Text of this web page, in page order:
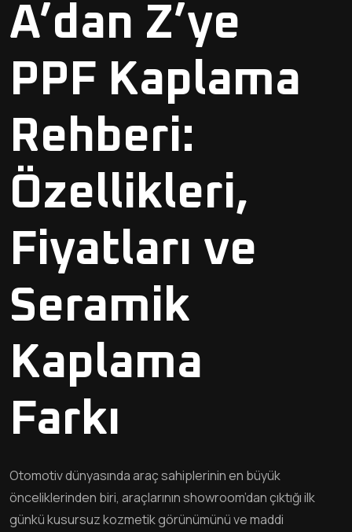
A’dan Z’ye
PPF Kaplama
Rehberi:
Özellikleri,
Fiyatları ve
Seramik
Kaplama
Farkı
Otomotiv dünyasında araç sahiplerinin en büyük
önceliklerinden biri, araçlarının showroom’dan çıktığı ilk
günkü kusursuz kozmetik görünümünü ve maddi